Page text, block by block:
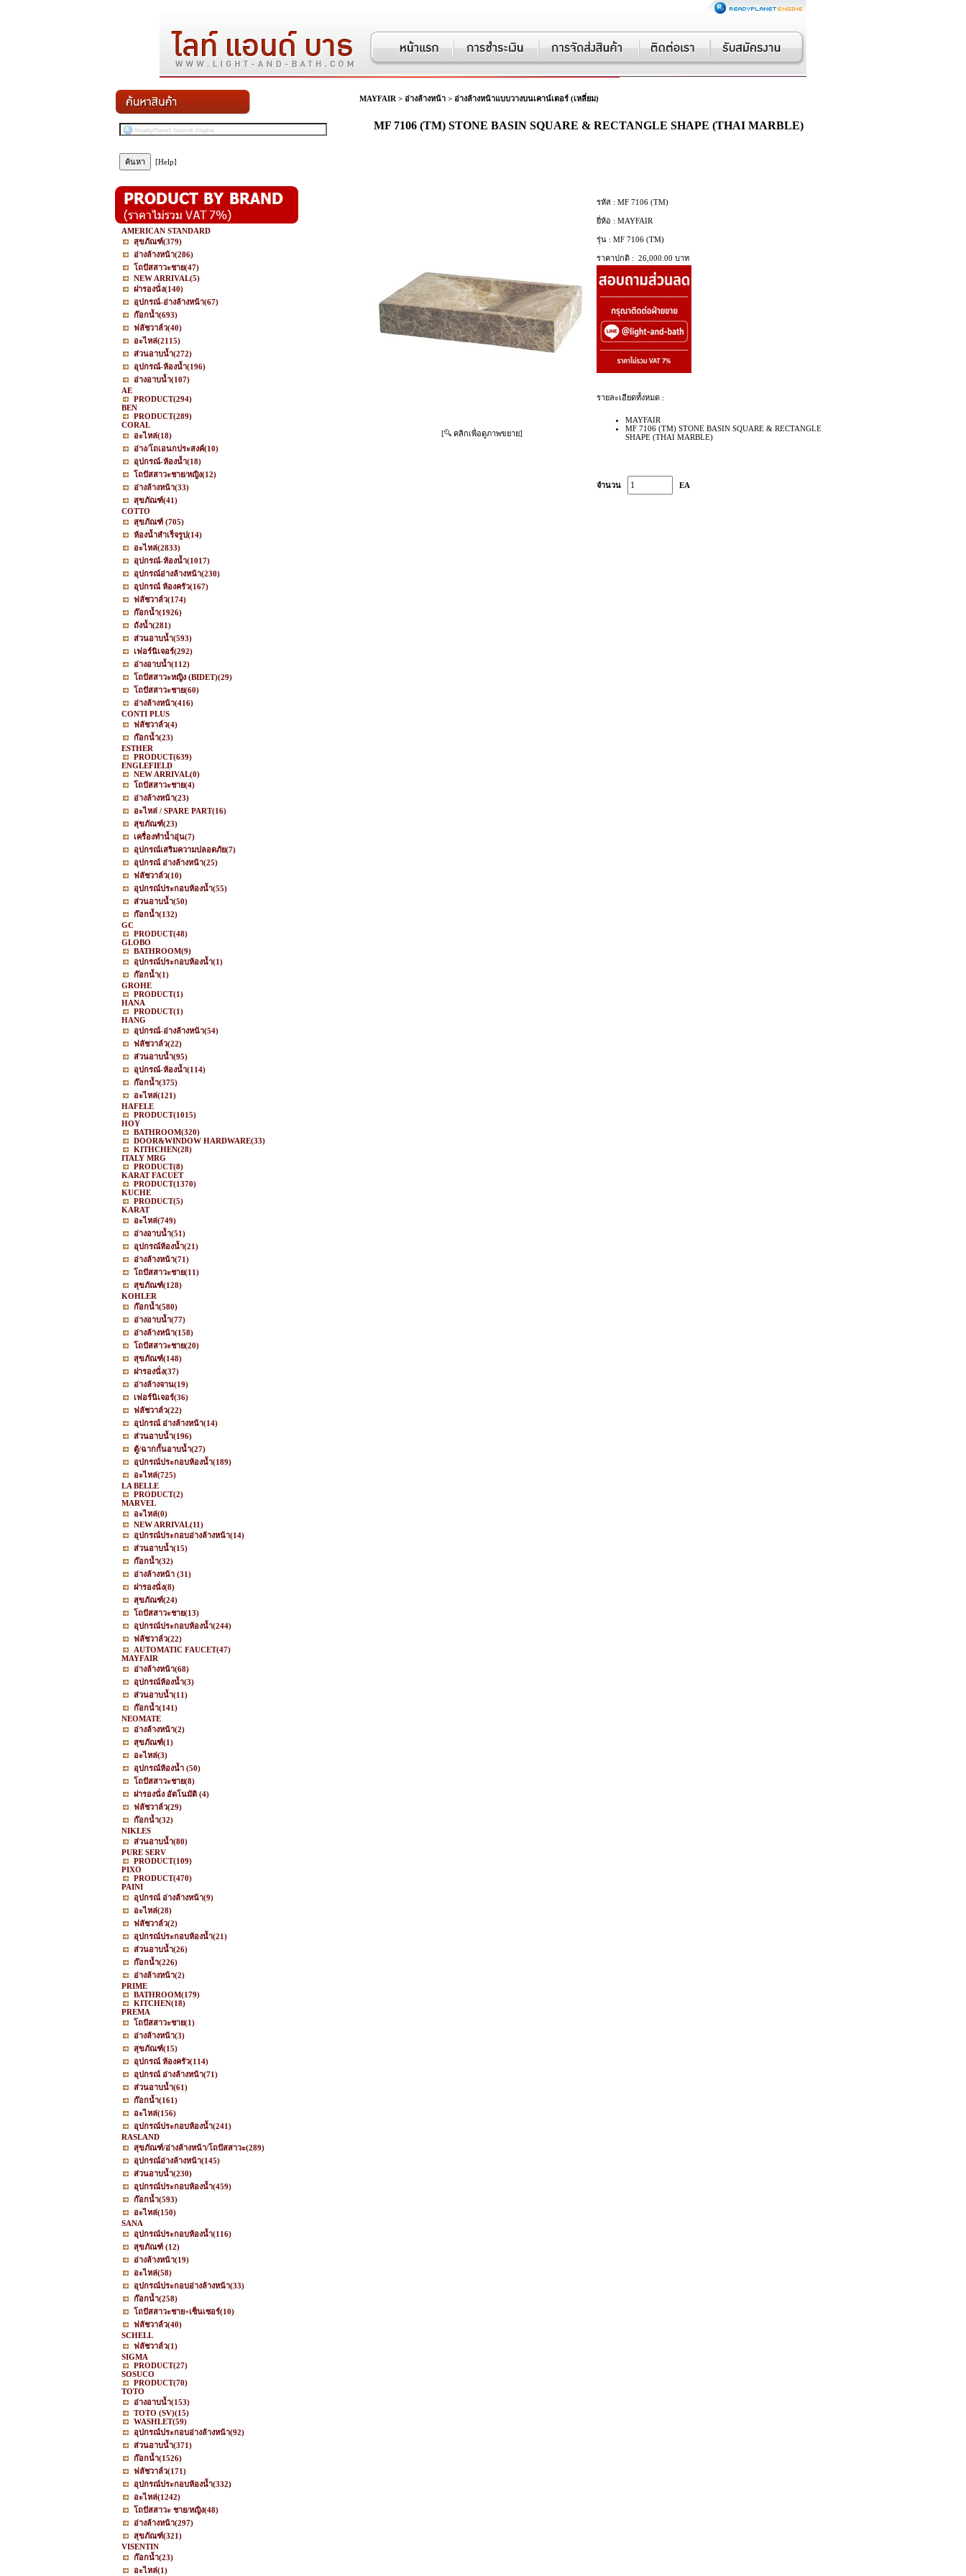
[Help]
AMERICAN STANDARD
สุขภัณฑ์(379)
อ่างล้างหน้า(286)
โถปัสสาวะชาย(47)
NEW ARRIVAL(5)
ฝารองนั่ง(140)
อุปกรณ์-อ่างล้างหน้า(67)
ก๊อกน้ำ(693)
ฟลัชวาล์ว(40)
อะไหล่(2115)
ส่วนอาบน้ำ(272)
อุปกรณ์-ห้องน้ำ(196)
อ่างอาบน้ำ(107)
AE
PRODUCT(294)
BEN
PRODUCT(289)
CORAL
อะไหล่(18)
อ่าง/โถเอนกประสงค์(10)
อุปกรณ์-ห้องน้ำ(18)
โถปัสสาวะชาย/หญิง(12)
อ่างล้างหน้า(33)
สุขภัณฑ์(41)
COTTO
สุขภัณฑ์ (705)
ห้องน้ำสำเร็จรูป(14)
อะไหล่(2833)
อุปกรณ์-ห้องน้ำ(1017)
อุปกรณ์อ่างล้างหน้า(230)
อุปกรณ์ ห้องครัว(167)
ฟลัชวาล์ว(174)
ก๊อกน้ำ(1926)
ถังน้ำ(281)
ส่วนอาบน้ำ(593)
เฟอร์นิเจอร์(292)
อ่างอาบน้ำ(112)
โถปัสสาวะหญิง (BIDET)(29)
โถปัสสาวะชาย(60)
อ่างล้างหน้า(416)
CONTI PLUS
ฟลัชวาล์ว(4)
ก๊อกน้ำ(23)
ESTHER
PRODUCT(639)
ENGLEFIELD
NEW ARRIVAL(0)
โถปัสสาวะชาย(4)
อ่างล้างหน้า(23)
อะไหล่ / SPARE PART(16)
สุขภัณฑ์(23)
เครื่องทำน้ำอุ่น(7)
อุปกรณ์เสริมความปลอดภัย(7)
อุปกรณ์ อ่างล้างหน้า(25)
ฟลัชวาล์ว(10)
อุปกรณ์ประกอบห้องน้ำ(55)
ส่วนอาบน้ำ(50)
ก๊อกน้ำ(132)
GC
PRODUCT(48)
GLOBO
BATHROOM(9)
อุปกรณ์ประกอบห้องน้ำ(1)
ก๊อกน้ำ(1)
GROHE
PRODUCT(1)
HANA
PRODUCT(1)
HANG
อุปกรณ์-อ่างล้างหน้า(54)
ฟลัชวาล์ว(22)
ส่วนอาบน้ำ(95)
อุปกรณ์-ห้องน้ำ(114)
ก๊อกน้ำ(375)
อะไหล่(121)
HAFELE
PRODUCT(1015)
HOY
BATHROOM(320)
DOOR&WINDOW HARDWARE(33)
KITHCHEN(28)
ITALY MRG
PRODUCT(8)
KARAT FACUET
PRODUCT(1370)
KUCHE
PRODUCT(5)
KARAT
อะไหล่(749)
อ่างอาบน้ำ(51)
อุปกรณ์ห้องน้ำ(21)
อ่างล้างหน้า(71)
โถปัสสาวะชาย(11)
สุขภัณฑ์(128)
KOHLER
ก๊อกน้ำ(580)
อ่างอาบน้ำ(77)
อ่างล้างหน้า(158)
โถปัสสาวะชาย(20)
สุขภัณฑ์(148)
ฝารองนั่ง(37)
อ่างล้างจาน(19)
เฟอร์นิเจอร์(36)
ฟลัชวาล์ว(22)
อุปกรณ์ อ่างล้างหน้า(14)
ส่วนอาบน้ำ(196)
ตู้/ฉากกั้นอาบน้ำ(27)
อุปกรณ์ประกอบห้องน้ำ(189)
อะไหล่(725)
LA BELLE
PRODUCT(2)
MARVEL
อะไหล่(0)
NEW ARRIVAL(11)
อุปกรณ์ประกอบอ่างล้างหน้า(14)
ส่วนอาบน้ำ(15)
ก๊อกน้ำ(32)
อ่างล้างหน้า (31)
ฝารองนั่ง(8)
สุขภัณฑ์(24)
โถปัสสาวะชาย(13)
อุปกรณ์ประกอบห้องน้ำ(244)
ฟลัชวาล์ว(22)
AUTOMATIC FAUCET(47)
MAYFAIR
อ่างล้างหน้า(68)
อุปกรณ์ห้องน้ำ(3)
ส่วนอาบน้ำ(11)
ก๊อกน้ำ(141)
NEOMATE
อ่างล้างหน้า(2)
สุขภัณฑ์(1)
อะไหล่(3)
อุปกรณ์ห้องน้ำ (50)
โถปัสสาวะชาย(8)
ฝารองนั่ง อัตโนมัติ (4)
ฟลัชวาล์ว(29)
ก๊อกน้ำ(32)
NIKLES
ส่วนอาบน้ำ(80)
PURE SERV
PRODUCT(109)
PIXO
PRODUCT(470)
PAINI
อุปกรณ์ อ่างล้างหน้า(9)
อะไหล่(28)
ฟลัชวาล์ว(2)
อุปกรณ์ประกอบห้องน้ำ(21)
ส่วนอาบน้ำ(26)
ก๊อกน้ำ(226)
อ่างล้างหน้า(2)
PRIME
BATHROOM(179)
KITCHEN(18)
PREMA
โถปัสสาวะชาย(1)
อ่างล้างหน้า(3)
สุขภัณฑ์(15)
อุปกรณ์ ห้องครัว(114)
อุปกรณ์ อ่างล้างหน้า(71)
ส่วนอาบน้ำ(61)
ก๊อกน้ำ(161)
อะไหล่(156)
อุปกรณ์ประกอบห้องน้ำ(241)
RASLAND
สุขภัณฑ์/อ่างล้างหน้า/โถปัสสาวะ(289)
อุปกรณ์อ่างล้างหน้า(145)
ส่วนอาบน้ำ(230)
อุปกรณ์ประกอบห้องน้ำ(459)
ก๊อกน้ำ(593)
อะไหล่(150)
SANA
อุปกรณ์ประกอบห้องน้ำ(116)
สุขภัณฑ์ (12)
อ่างล้างหน้า(19)
อะไหล่(58)
อุปกรณ์ประกอบอ่างล้างหน้า(33)
ก๊อกน้ำ(258)
โถปัสสาวะชาย+เซ็นเซอร์(10)
ฟลัชวาล์ว(40)
SCHELL
ฟลัชวาล์ว(1)
SIGMA
PRODUCT(27)
SOSUCO
PRODUCT(70)
TOTO
อ่างอาบน้ำ(153)
TOTO (SV)(15)
WASHLET(59)
อุปกรณ์ประกอบอ่างล้างหน้า(92)
ส่วนอาบน้ำ(371)
ก๊อกน้ำ(1526)
ฟลัชวาล์ว(171)
อุปกรณ์ประกอบห้องน้ำ(332)
อะไหล่(1242)
โถปัสสาวะ ชาย/หญิง(48)
อ่างล้างหน้า(297)
สุขภัณฑ์(321)
VISENTIN
ก๊อกน้ำ(23)
อะไหล่(1)
MAYFAIR > อ่างล้างหน้า > อ่างล้างหน้าแบบวางบนเคาน์เตอร์ (เหลี่ยม)
MF 7106 (TM) STONE BASIN SQUARE & RECTANGLE SHAPE (THAI MARBLE)
[ คลิกเพื่อดูภาพขยาย]
รหัส : MF 7106 (TM)
ยี่ห้อ : MAYFAIR
รุ่น : MF 7106 (TM)
ราคาปกติ : 26,000.00 บาท
รายละเอียดทั้งหมด :
MAYFAIR
MF 7106 (TM) STONE BASIN SQUARE & RECTANGLE
SHAPE (THAI MARBLE)
จำนวน EA